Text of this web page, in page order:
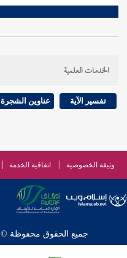
الخدمات العلمية
تفسير الآية عناوين الشجرة
وثيقة الخصوصية اتفاقية الخدمة
جميع الحقوق محفوظة © 2026 - 1998 لشبكة إسلام ويب